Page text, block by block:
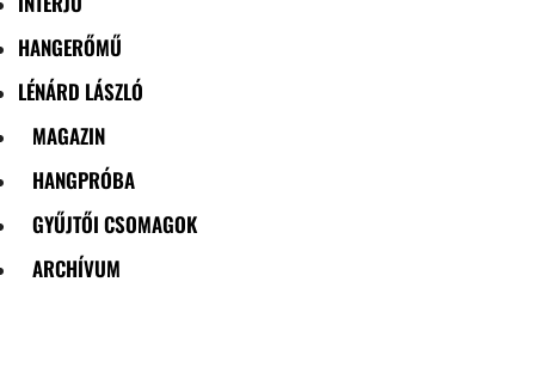
HANGERŐMŰ
LÉNÁRD LÁSZLÓ
MAGAZIN
HANGPRÓBA
GYŰJTŐI CSOMAGOK
ARCHÍVUM